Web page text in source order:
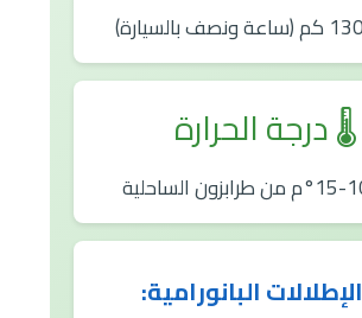
🌡️ درجة الحرارة
الإطلالات البانورامية: